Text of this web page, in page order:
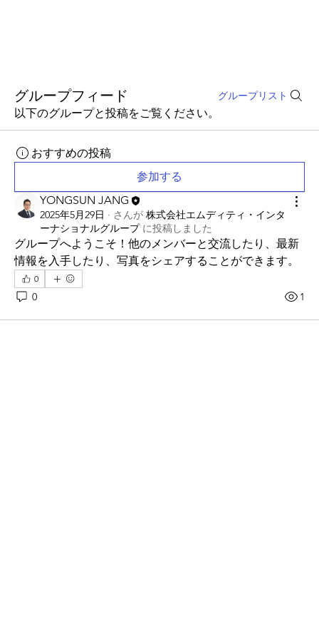
グループフィード グループリスト
以下のグループと投稿をご覧ください。
おすすめの投稿
参加する
YONGSUN JANG
2025年5月29日 · さんが 株式会社エムディティ・インタ
ーナショナルグループに投稿しました
グループへようこそ！他のメンバーと交流したり、最新
情報を入手したり、写真をシェアすることができます。
0
0 1